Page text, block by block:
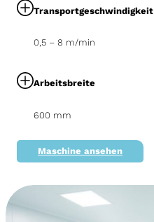
Transportgeschwindigkeit
0,5 – 8 m/min
Arbeitsbreite
600 mm
Maschine ansehen